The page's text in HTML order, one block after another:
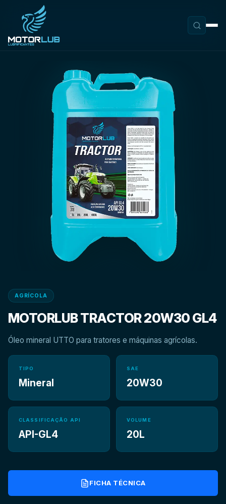
AGRÍCOLA
MOTORLUB TRACTOR 20W30 GL4
Óleo mineral UTTO para tratores e máquinas agrícolas.
TIPO
Mineral
SAE
20W30
CLASSIFICAÇÃO API
API-GL4
VOLUME
20L
FICHA TÉCNICA